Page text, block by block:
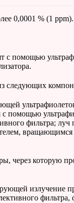
0,0001 % (1 ppm).
с помощью
следующих
помощью
фильтра; луч
вращающимся
через которую
излучение
фильтра,